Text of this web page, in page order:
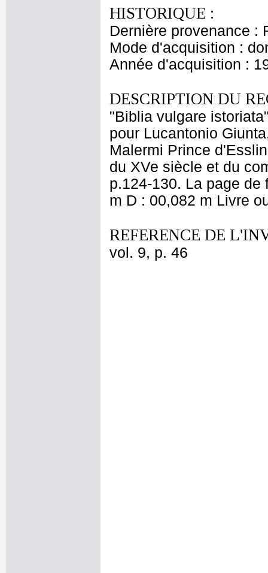
HISTORIQUE :
Dernière provenance :
Mode d'acquisition :
Année d'acquisition :
DESCRIPTION DU
"Biblia vulgare
pour Lucantonio
Malermi Prince
du XVe siècle et du
p.124-130. La page de
m D : 00,082 m Livre
REFERENCE DE
vol. 9, p. 46